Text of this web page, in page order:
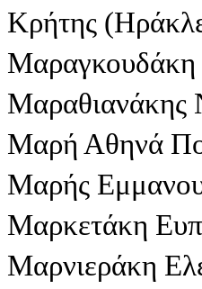
Κρήτης
Μαραγκουδάκη
Μαραθιανάκης
Μαρή Αθηνά
Μαρής
Μαρκετάκη
Μαρνιεράκη